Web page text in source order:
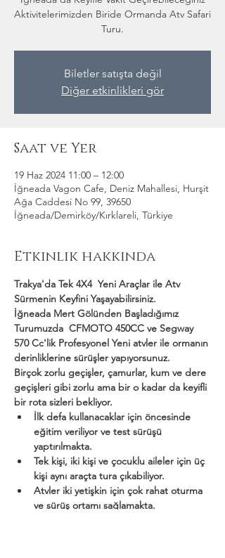
Aktivitelerimizden Biride Ormanda Atv Safari
Turu.
Biletler satışta değil
Diğer etkinlikleri gör
Saat ve Yer
19 Haz 2024 11:00 – 12:00
İğneada Vagon Cafe, Deniz Mahallesi, Hurşit
Ağa Caddesi No 99, 39650
İğneada/Demirköy/Kırklareli, Türkiye
Etkinlik hakkında
Trakya'da Tek 4X4  Yeni Araçlar ile Atv
Sürmenin Keyfini Yaşayabilirsiniz.
İğneada Mert Gölünden Başladığımız
Turumuzda  CFMOTO 450CC ve Segway
570 Cc'lik Profesyonel Yeni atvler ile ormanın
derinliklerine sürüşler yapıyorsunuz.
Birçok zorlu geçişler, çamurlar, kum ve dere
geçişleri gibi zorlu ama bir o kadar da keyifli
bir rota sizleri bekliyor.
İlk defa kullanacaklar için öncesinde
eğitim veriliyor ve test sürüşü
yaptırılmakta.
Tek kişi, iki kişi ve çocuklu aileler için üç
kişi aynı araçta tura çıkabiliyor.
Atvler iki yetişkin için çok rahat oturma
ve sürüş ortamı sağlamakta.